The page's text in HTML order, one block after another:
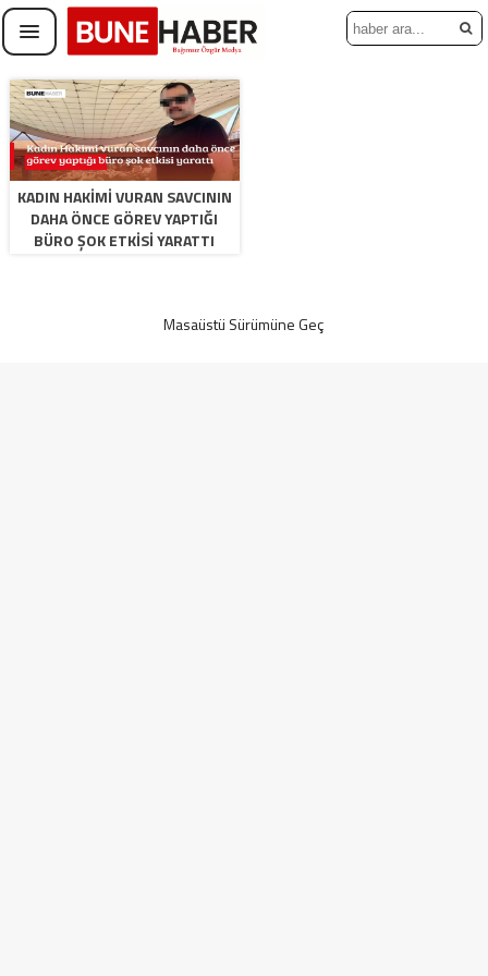
KADIN HAKIMI VURAN SAVCININ
DAHA ÖNCE GÖREV YAPTIĞI
BÜRO ŞOK ETKISI YARATTI
Masaüstü Sürümüne Geç